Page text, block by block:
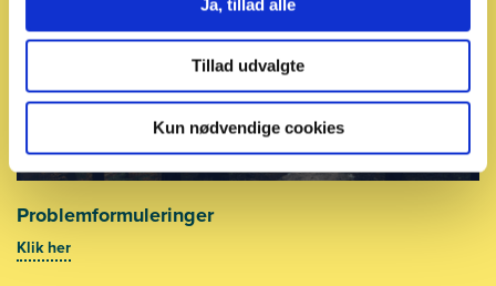
Ja, tillad alle
Tillad udvalgte
Kun nødvendige cookies
Problemformuleringer
Klik her